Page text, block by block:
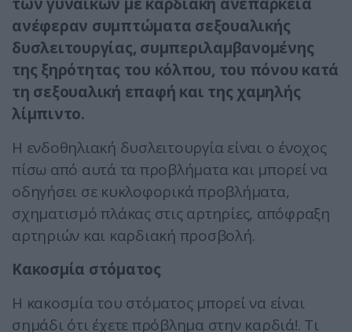
των γυναικών με καρδιακή ανεπάρκεια
ανέφεραν συμπτώματα σεξουαλικής
δυσλειτουργίας, συμπεριλαμβανομένης
της ξηρότητας του κόλπου, του πόνου κατά
τη σεξουαλική επαφή και της χαμηλής
λίμπιντο.
Η ενδοθηλιακή δυσλειτουργία είναι ο ένοχος
πίσω από αυτά τα προβλήματα και μπορεί να
οδηγήσει σε κυκλοφορικά προβλήματα,
σχηματισμό πλάκας στις αρτηρίες, απόφραξη
αρτηριών και καρδιακή προσβολή.
Κακοσμία στόματος
Η κακοσμία του στόματος μπορεί να είναι
σημάδι ότι έχετε πρόβλημα στην καρδιά!. Τι